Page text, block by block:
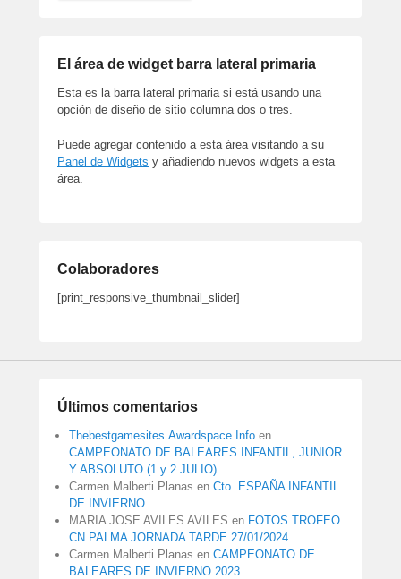
El área de widget barra lateral primaria
Esta es la barra lateral primaria si está usando una
opción de diseño de sitio columna dos o tres.
Puede agregar contenido a esta área visitando a su
Panel de Widgets y añadiendo nuevos widgets a esta
área.
Colaboradores
[print_responsive_thumbnail_slider]
Últimos comentarios
Thebestgamesites.Awardspace.Info en
CAMPEONATO DE BALEARES INFANTIL, JUNIOR
Y ABSOLUTO (1 y 2 JULIO)
Carmen Malberti Planas en Cto. ESPAÑA INFANTIL
DE INVIERNO.
MARIA JOSE AVILES AVILES en FOTOS TROFEO
CN PALMA JORNADA TARDE 27/01/2024
Carmen Malberti Planas en CAMPEONATO DE
BALEARES DE INVIERNO 2023